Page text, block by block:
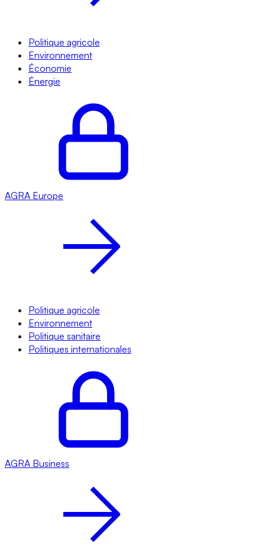
Politique agricole
Environnement
Économie
Énergie
AGRA Europe
Politique agricole
Environnement
Politique sanitaire
Politiques internationales
AGRA Business